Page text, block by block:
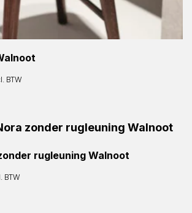
BTW
rugleuning Walnoot
BTW